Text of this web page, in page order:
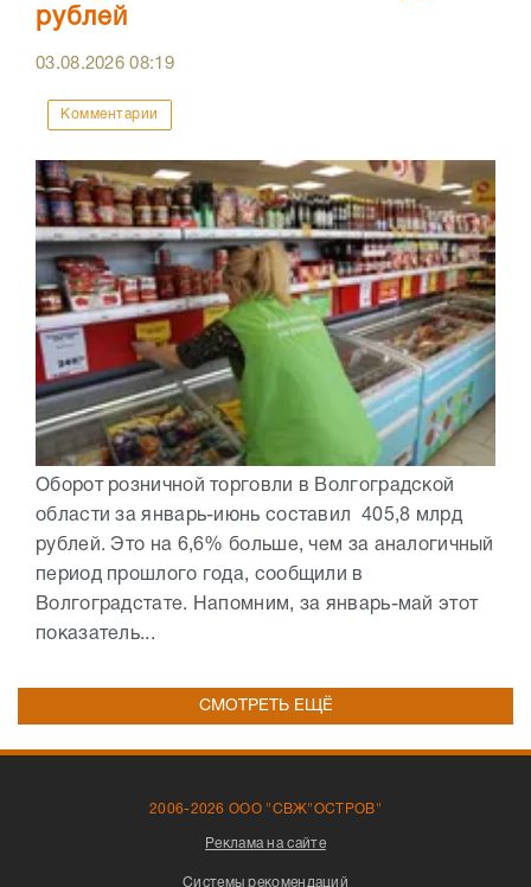
рублей
03.08.202608:19
Комментарии
Оборот розничной торговли в Волгоградской
области за январь-июнь составил 405,8 млрд
рублей. Это на 6,6% больше, чем за аналогичный
период прошлого года, сообщили в
Волгоградстате. Напомним, за январь-май этот
показатель...
СМОТРЕТЬ ЕЩЁ
2006-2026 ООО "СВЖ"ОСТРОВ"
Реклама на сайте
Системы рекомендаций